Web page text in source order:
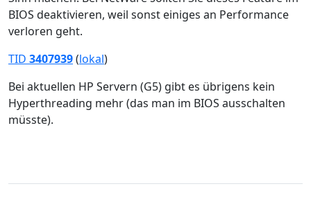
BIOS deaktivieren, weil sonst einiges an Performance
verloren geht.
TID 3407939(lokal)
Bei aktuellen HP Servern (G5) gibt es übrigens kein
Hyperthreading mehr (das man im BIOS ausschalten
müsste).